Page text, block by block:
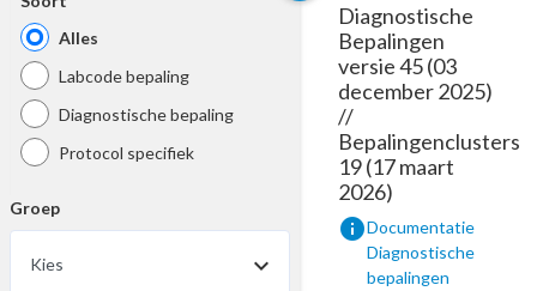
Alles
Labcode bepaling
Diagnostische bepaling
Protocol specifiek
Groep
Kies
Diagnostische
Bepalingen
versie 45 (03
december 2025)
//
Bepalingenclusters
19 (17 maart
2026)
infoDocumentatie
Diagnostische
bepalingen